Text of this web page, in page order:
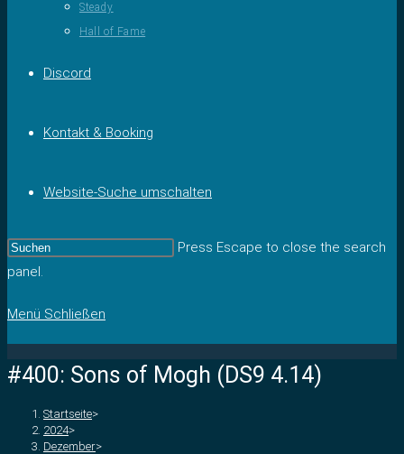
Steady
Hall of Fame
Discord
Kontakt & Booking
Website-Suche umschalten
Press Escape to close the search
panel.
Menü Schließen
#400: Sons of Mogh (DS9 4.14)
Startseite>
2024>
Dezember>